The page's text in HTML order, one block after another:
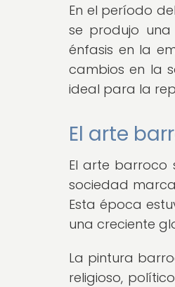
En el período
se produjo
énfasis en la
cambios en la
ideal para la
El arte
El arte barroco
sociedad
Esta época
una creciente
La pintura
religioso,